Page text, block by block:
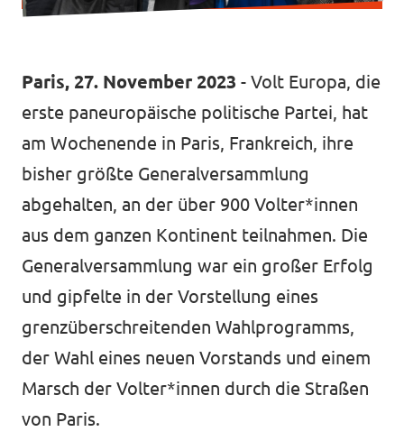
Jetzt Spenden!
Transparenz
Datenschutz
Impressum
Paris, 27. November 2023 - Volt Europa, die
erste paneuropäische politische Partei, hat
am Wochenende in Paris, Frankreich, ihre
bisher größte Generalversammlung
abgehalten, an der über 900 Volter*innen
aus dem ganzen Kontinent teilnahmen. Die
Generalversammlung war ein großer Erfolg
und gipfelte in der Vorstellung eines
grenzüberschreitenden Wahlprogramms,
der Wahl eines neuen Vorstands und einem
Marsch der Volter*innen durch die Straßen
von Paris.